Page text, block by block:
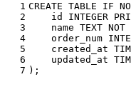
1
2
3
4
5
6
7
CREATE TABLE IF
    id
INTEGER
    name TEXT
NOT
    order_num
    created_at
    updated_at
);